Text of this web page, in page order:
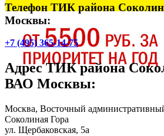
Телефон ТИК района
Москвы:
+7 (495) 365-14-75
АдресТИК района
ВАО Москвы:
Москва, Восточный
Соколиная Гора
ул. Щербаковская, 5а